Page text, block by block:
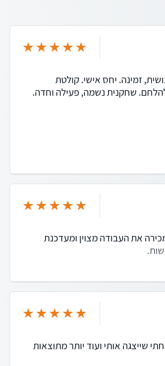
זמינה. יחס אישי. קולטת
שחקנית נשמה, פעילה וחדה.
את העבודה מצוין ומעדכנת
שייצגה אותי ועוד יותר מתוצאות